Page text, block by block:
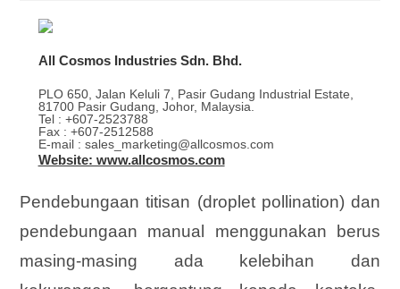
All Cosmos Industries Sdn. Bhd.
PLO 650, Jalan Keluli 7, Pasir Gudang Industrial Estate,
81700 Pasir Gudang, Johor, Malaysia.
Tel : +607-2523788
Fax : +607-2512588
E-mail : sales_marketing@allcosmos.com
Website: www.allcosmos.com
Pendebungaan titisan (droplet pollination) dan
pendebungaan manual menggunakan berus
masing-masing ada kelebihan dan